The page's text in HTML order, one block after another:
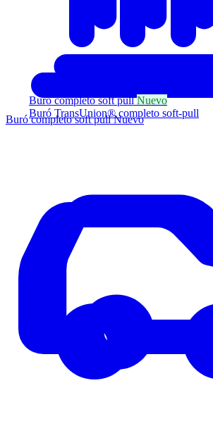
Buró completo soft pullNuevo
Buró TransUnion® completo soft-pull
Buró completo soft pullNuevo